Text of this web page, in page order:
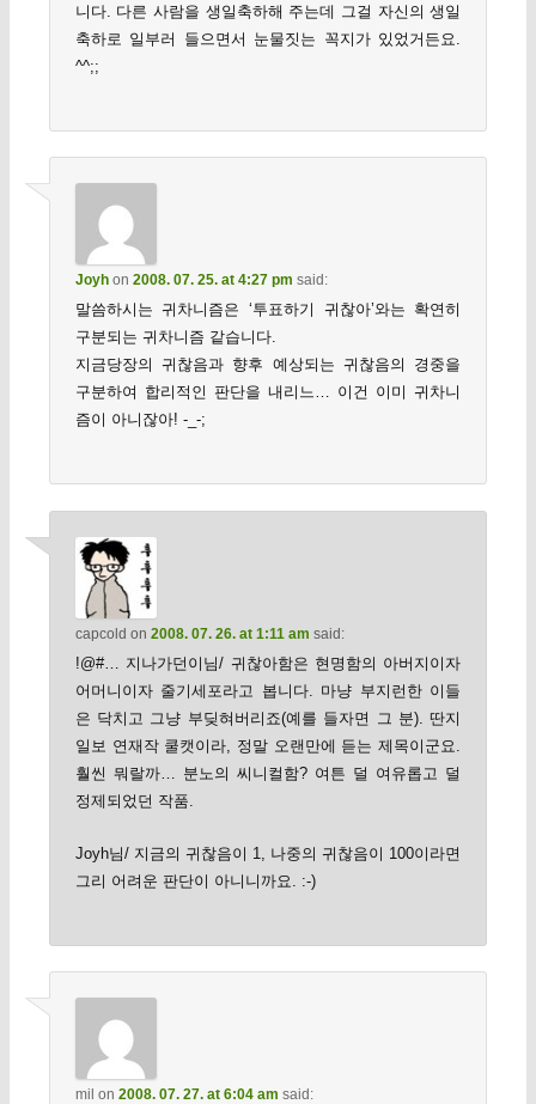
니다. 다른 사람을 생일축하해 주는데 그걸 자신의 생일
축하로 일부러 들으면서 눈물짓는 꼭지가 있었거든요.
^^;;
Joyhon 2008. 07. 25. at 4:27 pm said:
말씀하시는 귀차니즘은 ‘투표하기 귀찮아’와는 확연히
구분되는 귀차니즘 같습니다.
지금당장의 귀찮음과 향후 예상되는 귀찮음의 경중을
구분하여 합리적인 판단을 내리느… 이건 이미 귀차니
즘이 아니잖아! -_-;
capcold on 2008. 07. 26. at 1:11 am said:
!@#… 지나가던이님/ 귀찮아함은 현명함의 아버지이자
어머니이자 줄기세포라고 봅니다. 마냥 부지런한 이들
은 닥치고 그냥 부딪혀버리죠(예를 들자면 그 분). 딴지
일보 연재작 쿨캣이라, 정말 오랜만에 듣는 제목이군요.
훨씬 뭐랄까… 분노의 씨니컬함? 여튼 덜 여유롭고 덜
정제되었던 작품.
Joyh님/ 지금의 귀찮음이 1, 나중의 귀찮음이 100이라면
그리 어려운 판단이 아니니까요. :-)
mil on 2008. 07. 27. at 6:04 am said: